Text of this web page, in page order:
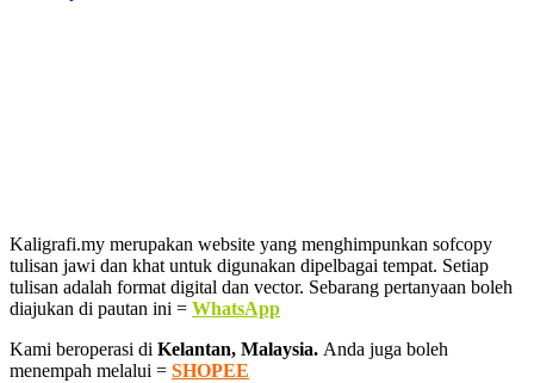
Kaligrafi.my merupakan website yang menghimpunkan sofcopy
tulisan jawi dan khat untuk digunakan dipelbagai tempat. Setiap
tulisan adalah format digital dan vector. Sebarang pertanyaan boleh
diajukan di pautan ini = WhatsApp
Kami beroperasi di Kelantan, Malaysia. Anda juga boleh
menempah melalui = SHOPEE